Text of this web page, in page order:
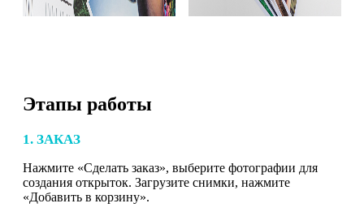
Этапы работы
1. ЗАКАЗ
Нажмите «Сделать заказ», выберите фотографии для
создания открыток. Загрузите снимки, нажмите
«Добавить в корзину».